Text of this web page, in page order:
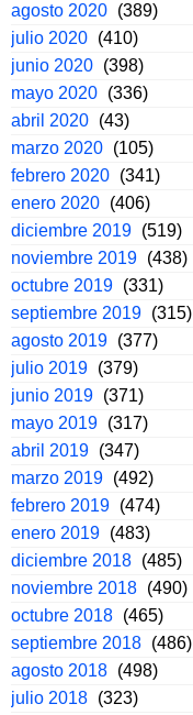
agosto 2020 (389)
julio 2020 (410)
junio 2020 (398)
mayo 2020 (336)
abril 2020 (43)
marzo 2020 (105)
febrero 2020 (341)
enero 2020 (406)
diciembre 2019 (519)
noviembre 2019 (438)
octubre 2019 (331)
septiembre 2019 (315)
agosto 2019 (377)
julio 2019 (379)
junio 2019 (371)
mayo 2019 (317)
abril 2019 (347)
marzo 2019 (492)
febrero 2019 (474)
enero 2019 (483)
diciembre 2018 (485)
noviembre 2018 (490)
octubre 2018 (465)
septiembre 2018 (486)
agosto 2018 (498)
julio 2018 (323)